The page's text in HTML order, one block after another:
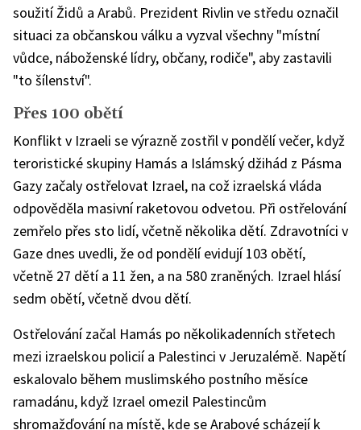
soužití Židů a Arabů. Prezident Rivlin ve středu označil
situaci za občanskou válku a vyzval všechny "místní
vůdce, náboženské lídry, občany, rodiče", aby zastavili
"to šílenství".
Přes 100 obětí
Konflikt v Izraeli se výrazně zostřil v pondělí večer, když
teroristické skupiny Hamás a Islámský džihád z Pásma
Gazy začaly ostřelovat Izrael, na což izraelská vláda
odpověděla masivní raketovou odvetou. Při ostřelování
zemřelo přes sto lidí, včetně několika dětí. Zdravotníci v
Gaze dnes uvedli, že od pondělí evidují 103 obětí,
včetně 27 dětí a 11 žen, a na 580 zraněných. Izrael hlásí
sedm obětí, včetně dvou dětí.
Ostřelování začal Hamás po několikadenních střetech
mezi izraelskou policií a Palestinci v Jeruzalémě. Napětí
eskalovalo během muslimského postního měsíce
ramadánu, když Izrael omezil Palestincům
shromažďování na místě, kde se Arabové scházejí k